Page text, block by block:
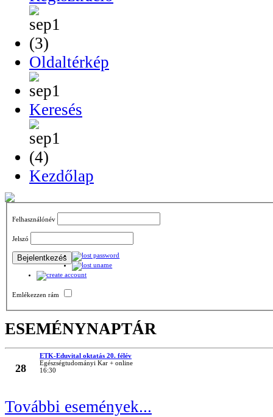
Oldaltérkép
Keresés
Kezdőlap
Felhasználónév
Jelszó
Emlékezzen rám
ESEMÉNYNAPTÁR
28
ETK-Eduvital oktatás 20. félév
Egészségtudományi Kar + online
16:30
További események...